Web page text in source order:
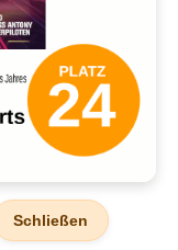
Schließen